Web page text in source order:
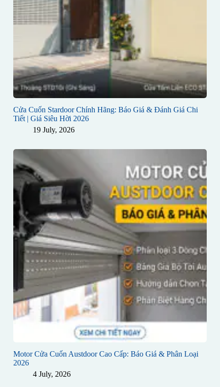
Cửa Cuốn Stardoor Chính Hãng: Báo Giá & Đánh Giá Chi
Tiết | Giá Siêu Hời 2026
19 July, 2026
Motor Cửa Cuốn Austdoor Cao Cấp: Báo Giá & Phân Loại
2026
4 July, 2026